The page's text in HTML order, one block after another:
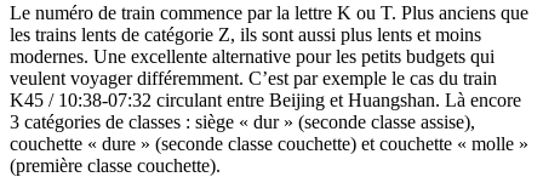
Le numéro de train commence par la lettre K ou T. Plus anciens que
les trains lents de catégorie Z, ils sont aussi plus lents et moins
modernes. Une excellente alternative pour les petits budgets qui
veulent voyager différemment. C’est par exemple le cas du train
K45 / 10:38-07:32 circulant entre Beijing et Huangshan. Là encore
3 catégories de classes : siège « dur » (seconde classe assise),
couchette « dure » (seconde classe couchette) et couchette « molle »
(première classe couchette).